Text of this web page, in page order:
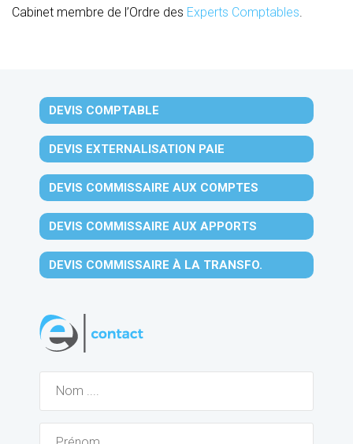
Cabinet membre de l’Ordre des Experts Comptables
DEVIS COMPTABLE
DEVIS EXTERNALISATION PAIE
DEVIS COMMISSAIRE AUX COMPTES
DEVIS COMMISSAIRE AUX APPORTS
DEVIS COMMISSAIRE À LA TRANSFO.